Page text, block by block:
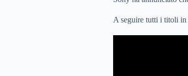
A seguire tutti i titoli in